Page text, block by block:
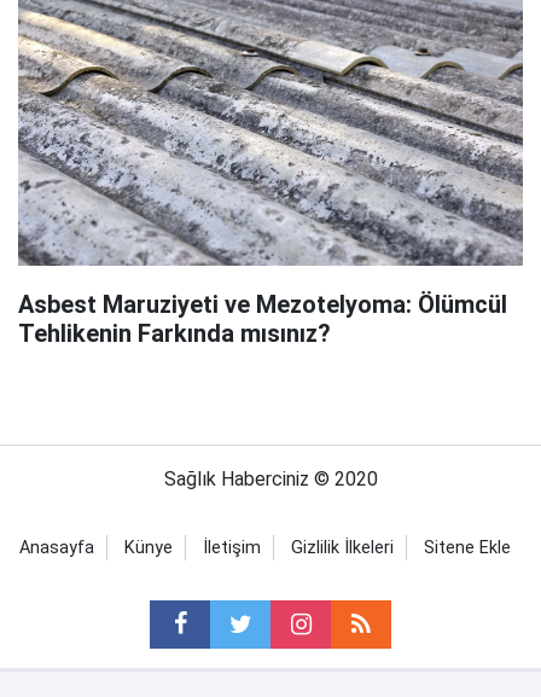
Asbest Maruziyeti ve Mezotelyoma: Ölümcül
Tehlikenin Farkında mısınız?
Sağlık Haberciniz © 2020
Anasayfa Künye İletişim Gizlilik İlkeleri Sitene Ekle